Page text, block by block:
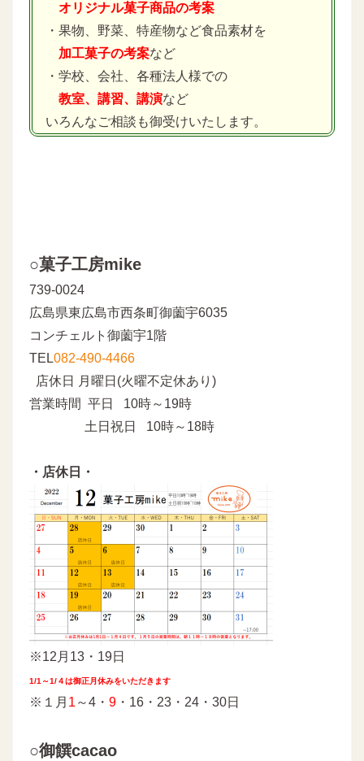
オリジナル菓子商品の考案
・果物、野菜、特産物など食品素材を
加工菓子の考案など
・学校、会社、各種法人様での
教室、講習、講演など
いろんなご相談も御受けいたします。
○菓子工房mike
739-0024
広島県東広島市西条町御薗宇6035
コンチェルト御薗宇1階
TEL082-490-4466
店休日 月曜日(火曜不定休あり)
営業時間 平日 10時～19時
土日祝日 10時～18時
・店休日・
※12月13・19日
1/1～1/４は御正月休みをいただきます
※１月 1～4・ 9 ・16・23・24・30日
○御饌cacao